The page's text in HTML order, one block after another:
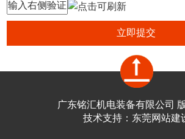
立即提交
广东铭汇机电装备有限公司
技术支持： 东莞网站建